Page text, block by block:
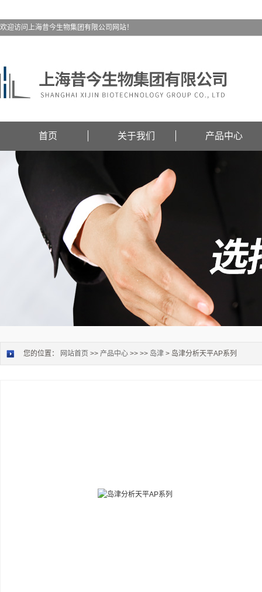
欢迎访问上海昔今生物集团有限公司网站！
首页 关于我们 产品中心
您的位置： 网站首页 >> 产品中心 >> >> 岛津 > 岛津分析天平AP系列